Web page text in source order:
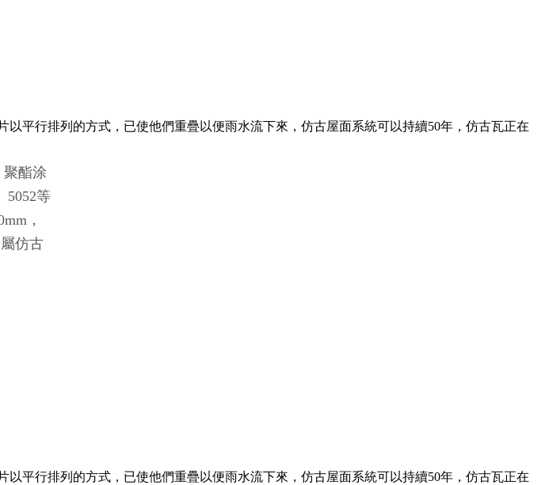
平行排列的方式，已使他們重疊以便雨水流下來，仿古屋面系統可以持續50年，仿古瓦正在
平行排列的方式，已使他們重疊以便雨水流下來，仿古屋面系統可以持續50年，仿古瓦正在
酯涂
5052等
，
仿古